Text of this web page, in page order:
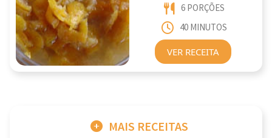
6 PORÇÕES
40 MINUTOS
VER RECEITA
MAIS RECEITAS